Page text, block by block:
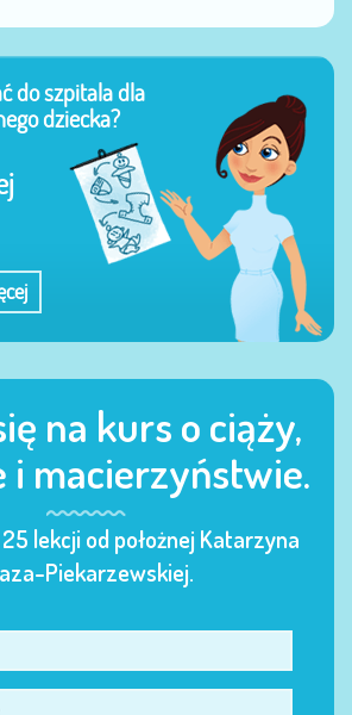
do szpitala dla
dziecka?
na kurs o ciąży,
i macierzyństwie.
lekcji od położnej Katarzyna
Piekarzewskiej.